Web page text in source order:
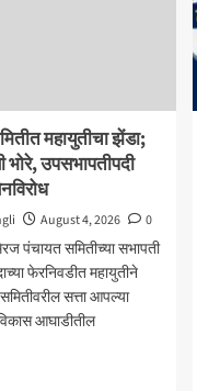
महायुतीचा झेंडा;
भोरे, उपसभापतीपदी
August 4, 2026
0
पंचायत समितीच्या सभापती
फेरनिवडीत महायुतीने
सत्ता आपल्या
आघाडीतील